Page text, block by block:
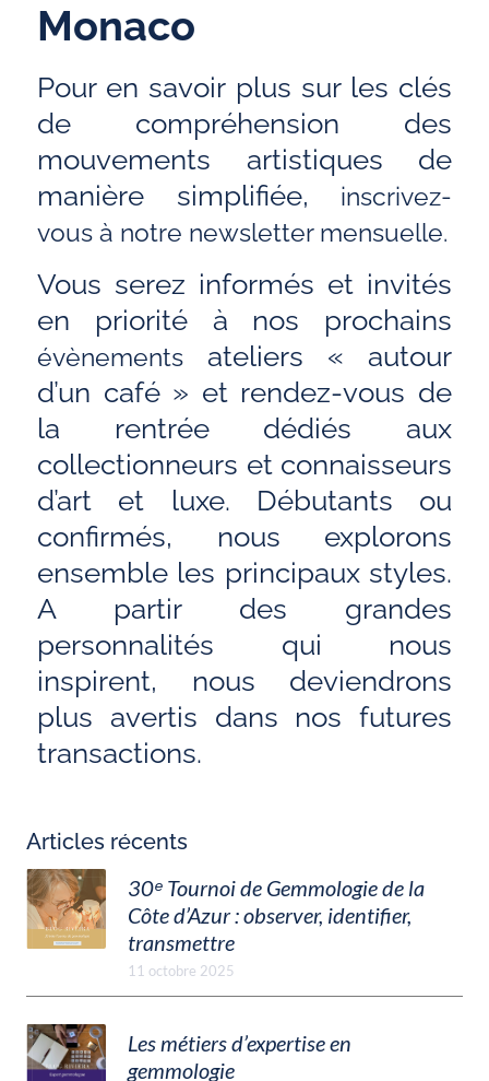
Monaco
Pour en savoir plus sur les clés
de compréhension des
mouvements artistiques de
manière simplifiée, inscrivez-
vous à notre newsletter mensuelle.
Vous serez informés et invités
en priorité à nos prochains
évènements ateliers « autour
d’un café » et rendez-vous de
la rentrée dédiés aux
collectionneurs et connaisseurs
d’art et luxe. Débutants ou
confirmés, nous explorons
ensemble les principaux styles.
A partir des grandes
personnalités qui nous
inspirent, nous deviendrons
plus avertis dans nos futures
transactions.
Articles récents
30ᵉ Tournoi de Gemmologie de la
Côte d’Azur : observer, identifier,
transmettre
11 octobre 2025
Les métiers d’expertise en
gemmologie